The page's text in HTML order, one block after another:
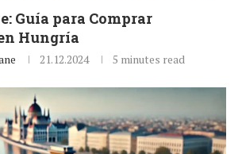
Guía para Comprar
Hungría
21.12.2024 5 minutes read